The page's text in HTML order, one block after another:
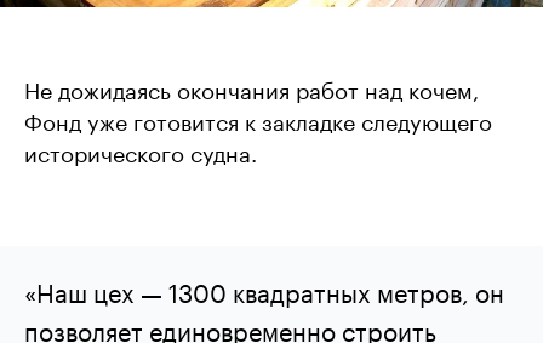
Не дожидаясь окончания работ над кочем,
Фонд уже готовится к закладке следующего
исторического судна.
«Наш цех — 1300 квадратных метров, он
позволяет единовременно строить